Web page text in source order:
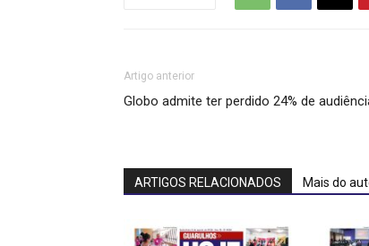
Artigo anterior
Globo admite ter perdido 24% de
ARTIGOS RELACIONADOS Mais do